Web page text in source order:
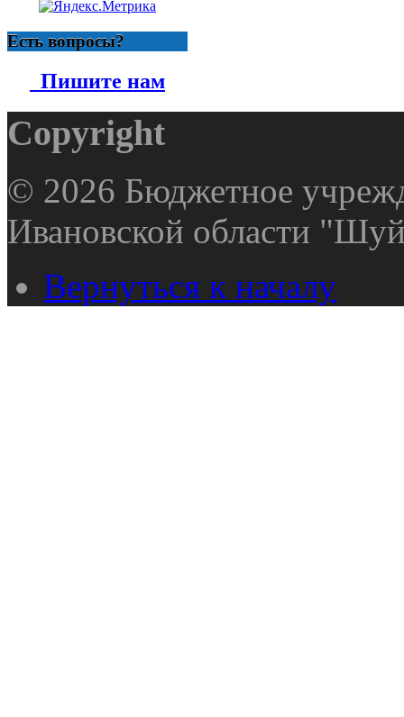
Есть вопросы?
Пишите нам
Copyright
© 2026 Бюджетное
Ивановской области
Вернуться к началу